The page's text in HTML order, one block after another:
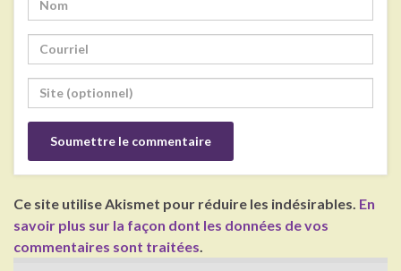
Ce site utilise Akismet pour réduire les indésirables. En
savoir plus sur la façon dont les données de vos
commentaires sont traitées.